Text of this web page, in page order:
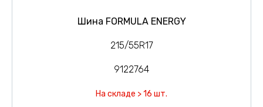
Шина FORMULA ENERGY
215/55R17
9122764
На складе > 16 шт.